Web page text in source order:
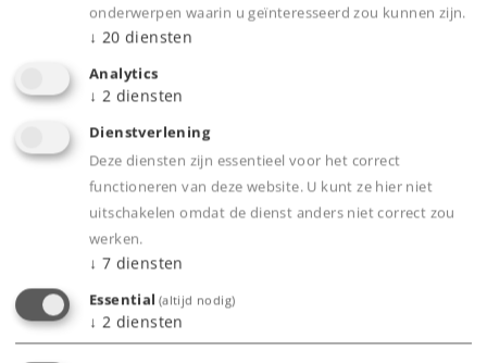
Kan met meerdere sets pijlers uitgebreid
worden om hogere tracés te bouwen
Product
Productinfo
Grootbedrijf
onderwerpen waarin u geïnteresseerd zou kunnen zijn.
↓ 20 diensten
Analytics
↓ 2 diensten
Dienstverlening
Deze diensten zijn essentieel voor het correct
functioneren van deze website. U kunt ze hier niet
uitschakelen omdat de dienst anders niet correct zou
werken.
↓ 7 diensten
Essential (altijd nodig)
↓ 2 diensten